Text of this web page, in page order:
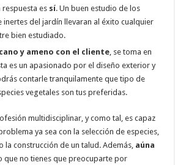
respuesta es sí. Un buen estudio de los
inertes del jardín llevaran al éxito cualquier
bien estudiado.
y ameno con el cliente , se toma en
es un apasionado por el diseño exterior y
contarle tranquilamente que tipo de
vegetales son tus preferidas.
multidisciplinar, y como tal, es capaz
ya sea con la selección de especies,
construcción de un talud. Además, aúna
que no tienes que preocuparte por